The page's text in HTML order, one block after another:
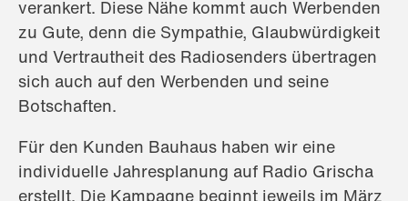
verankert. Diese Nähe kommt auch Werbenden
zu Gute, denn die Sympathie, Glaubwürdigkeit
und Vertrautheit des Radiosenders übertragen
sich auch auf den Werbenden und seine
Botschaften.
Für den Kunden Bauhaus haben wir eine
individuelle Jahresplanung auf Radio Grischa
erstellt. Die Kampagne beginnt jeweils im März